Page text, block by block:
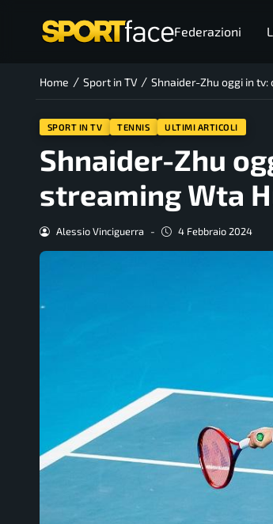
Federazioni
Home / Sport in TV / Shnaider-Zhu oggi in
SPORT IN TV TENNIS ULTIMI ARTICOLI
Shnaider-Zhu
streaming Wta
Alessio Vinciguerra - 4 Febbraio 2024